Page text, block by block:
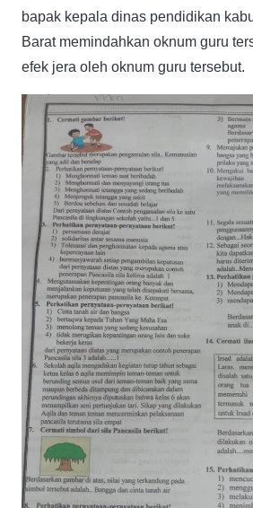
bapak kepala dinas pendidikan
Barat memindahkan oknum guru
efek jera oleh oknum guru tersebut.